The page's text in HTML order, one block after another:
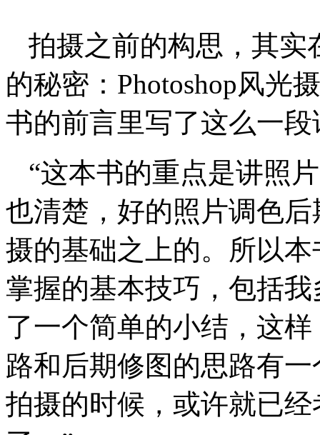
拍摄之前的构思，其实
的秘密：Photoshop风光
书的前言里写了这么一段
“这本书的重点是讲照
也清楚，好的照片调色
摄的基础之上的。所以
掌握的基本技巧，包括
了一个简单的小结，这
路和后期修图的思路有
拍摄的时候，或许就已